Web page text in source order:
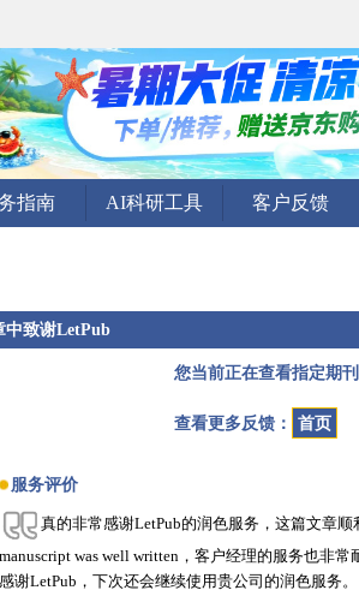
指南 AI科研工具 客户反馈
中致谢LetPub
您当前正在查看指定期
查看更多反馈： 首页
服务评价
真的非常感谢LetPub的润色服务，这篇文章
manuscript was well written，客户经理的服务也非
感谢LetPub，下次还会继续使用贵公司的润色服务。